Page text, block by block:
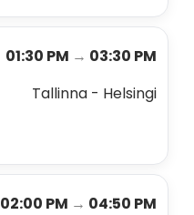
01:30 PM → 03:30 PM
Tallinna - Helsingi
02:00 PM → 04:50 PM